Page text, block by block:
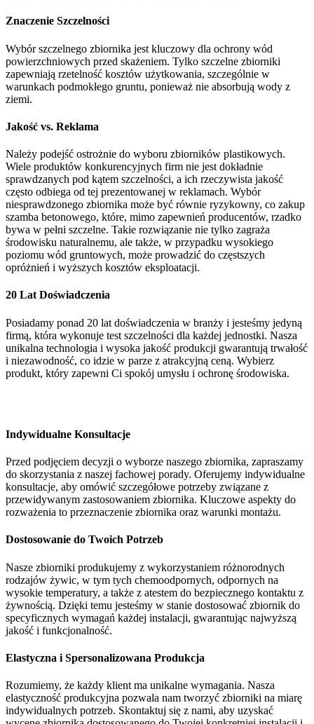
Znaczenie Szczelności
Wybór szczelnego zbiornika jest kluczowy dla ochrony wód
powierzchniowych przed skażeniem. Tylko szczelne zbiorniki
zapewniają rzetelność kosztów użytkowania, szczególnie w
warunkach podmokłego gruntu, ponieważ nie absorbują wody z
ziemi.
Jakość vs. Reklama
Należy podejść ostrożnie do wyboru zbiorników plastikowych.
Wiele produktów konkurencyjnych firm nie jest dokładnie
sprawdzanych pod kątem szczelności, a ich rzeczywista jakość
często odbiega od tej prezentowanej w reklamach. Wybór
niesprawdzonego zbiornika może być równie ryzykowny, co zakup
szamba betonowego, które, mimo zapewnień producentów, rzadko
bywa w pełni szczelne. Takie rozwiązanie nie tylko zagraża
środowisku naturalnemu, ale także, w przypadku wysokiego
poziomu wód gruntowych, może prowadzić do częstszych
opróżnień i wyższych kosztów eksploatacji.
20 Lat Doświadczenia
Posiadamy ponad 20 lat doświadczenia w branży i jesteśmy jedyną
firmą, która wykonuje test szczelności dla każdej jednostki. Nasza
unikalna technologia i wysoka jakość produkcji gwarantują trwałość
i niezawodność, co idzie w parze z atrakcyjną ceną. Wybierz
produkt, który zapewni Ci spokój umysłu i ochronę środowiska.
Indywidualne Konsultacje
Przed podjęciem decyzji o wyborze naszego zbiornika, zapraszamy
do skorzystania z naszej fachowej porady. Oferujemy indywidualne
konsultacje, aby omówić szczegółowe potrzeby związane z
przewidywanym zastosowaniem zbiornika. Kluczowe aspekty do
rozważenia to przeznaczenie zbiornika oraz warunki montażu.
Dostosowanie do Twoich Potrzeb
Nasze zbiorniki produkujemy z wykorzystaniem różnorodnych
rodzajów żywic, w tym tych chemoodpornych, odpornych na
wysokie temperatury, a także z atestem do bezpiecznego kontaktu z
żywnością. Dzięki temu jesteśmy w stanie dostosować zbiornik do
specyficznych wymagań każdej instalacji, gwarantując najwyższą
jakość i funkcjonalność.
Elastyczna i Spersonalizowana Produkcja
Rozumiemy, że każdy klient ma unikalne wymagania. Nasza
elastyczność produkcyjna pozwala nam tworzyć zbiorniki na miarę
indywidualnych potrzeb. Skontaktuj się z nami, aby uzyskać